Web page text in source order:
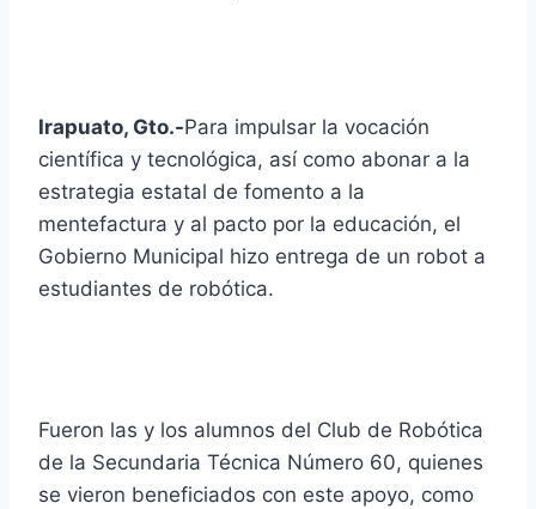
Irapuato, Gto.-Para impulsar la vocación
científica y tecnológica, así como abonar a la
estrategia estatal de fomento a la
mentefactura y al pacto por la educación, el
Gobierno Municipal hizo entrega de un robot a
estudiantes de robótica.
Fueron las y los alumnos del Club de Robótica
de la Secundaria Técnica Número 60, quienes
se vieron beneficiados con este apoyo, como